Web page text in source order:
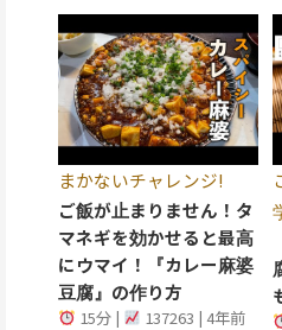
まかないチャレンジ!
ご飯が止まりません！タ
マネギを効かせると最高
にウマイ！『カレー麻婆
豆腐』の作り方
15分 | 137263 | 4年前